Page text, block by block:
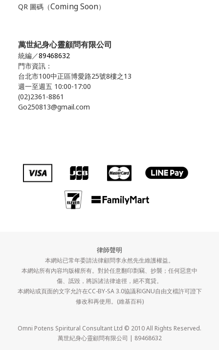
QR 圖碼（Coming Soon）
萬世紀身心靈顧問有限公司
統編／89468632
門市資訊：
台北市100中正區博愛路25號8樓之13
週一至週五 10:00-17:00
(02)2361-8861
Go250813@gmail.com
律師聲明
本網站已常年委請法律顧問李永然先生維護權益。
本網站所有內容均版權所有。對於任意翻印剽竊、抄襲；任何惡意中
傷、詆毀，將訴諸法律途徑，絕不寬貸。
本網站或頁面的文字允許在CC-BY-SA 3.0協議和GNU自由文檔許可證下
修改和再使用。(維基百科)
Omni Potens Spiritural Consultant Ltd © 2010 All Rights Reserved.
萬世紀身心靈顧問有限公司 | 89468632